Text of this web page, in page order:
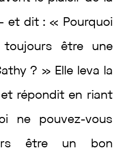
et dit : « Pourquoi
toujours être une
? » Elle leva la
et répondit en riant
ne pouvez-vous
être un bon